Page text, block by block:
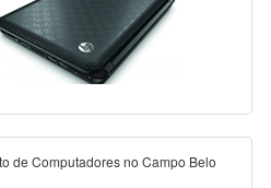
de Computadores no Campo Belo